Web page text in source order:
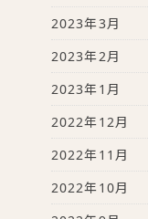
2023年3月
2023年2月
2023年1月
2022年12月
2022年11月
2022年10月